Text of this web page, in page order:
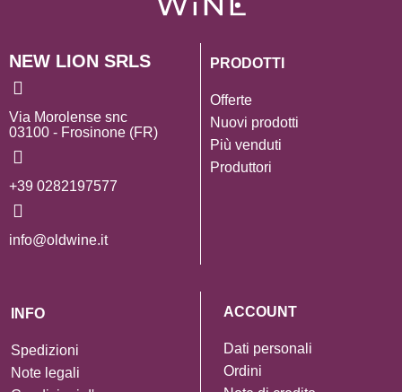
NEW LION SRLS
Via Morolense snc
03100 - Frosinone (FR)
+39 0282197577
info@oldwine.it
PRODOTTI
Offerte
Nuovi prodotti
Più venduti
Produttori
INFO
Spedizioni
Note legali
ACCOUNT
Dati personali
Ordini